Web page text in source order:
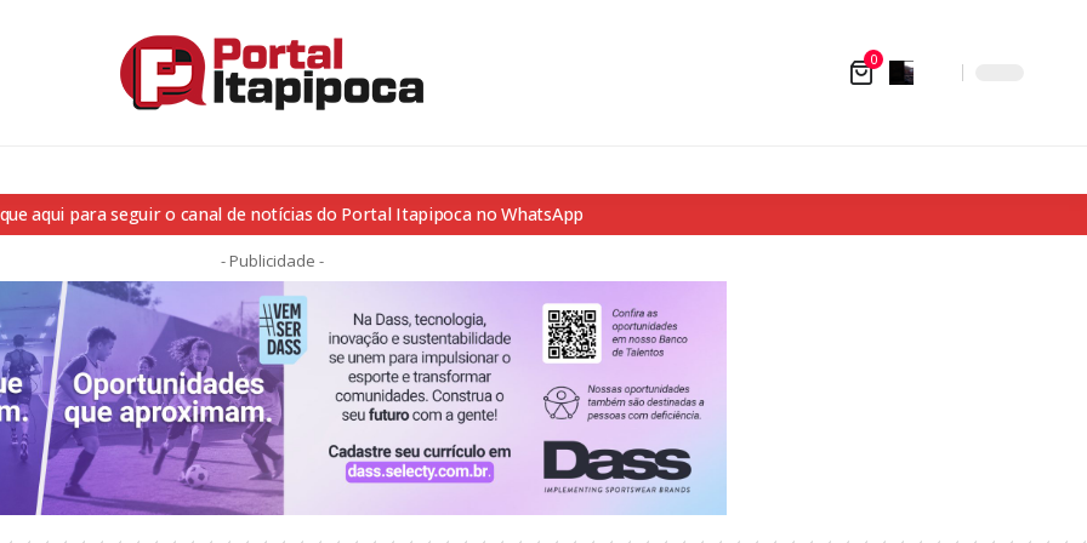
0
aqui para seguir o canal de notícias do Portal Itapipoca no WhatsApp
- Publicidade -